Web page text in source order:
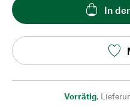
In
Vorrätig,